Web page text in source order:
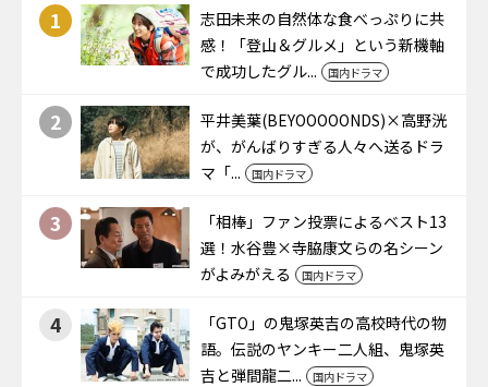
1
志田未来の自然体な食べっぷりに共
感！「登山＆グルメ」という新機軸
で成功したグル...
国内ドラマ
2
平井美葉(BEYOOOOONDS)×高野洸
が、がんばりすぎる人々へ送るドラ
マ「...
国内ドラマ
3
「相棒」ファン投票によるベスト13
選！水谷豊×寺脇康文らの名シーン
がよみがえる
国内ドラマ
4
「GTO」の鬼塚英吉の高校時代の物
語。伝説のヤンキー二人組、鬼塚英
吉と弾間龍二...
国内ドラマ